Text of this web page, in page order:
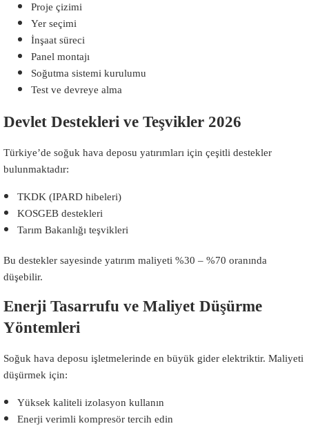
Proje çizimi
Yer seçimi
İnşaat süreci
Panel montajı
Soğutma sistemi kurulumu
Test ve devreye alma
Devlet Destekleri ve Teşvikler 2026
Türkiye’de soğuk hava deposu yatırımları için çeşitli destekler
bulunmaktadır:
TKDK (IPARD hibeleri)
KOSGEB destekleri
Tarım Bakanlığı teşvikleri
Bu destekler sayesinde yatırım maliyeti %30 – %70 oranında
düşebilir.
Enerji Tasarrufu ve Maliyet Düşürme
Yöntemleri
Soğuk hava deposu işletmelerinde en büyük gider elektriktir. Maliyeti
düşürmek için:
Yüksek kaliteli izolasyon kullanın
Enerji verimli kompresör tercih edin